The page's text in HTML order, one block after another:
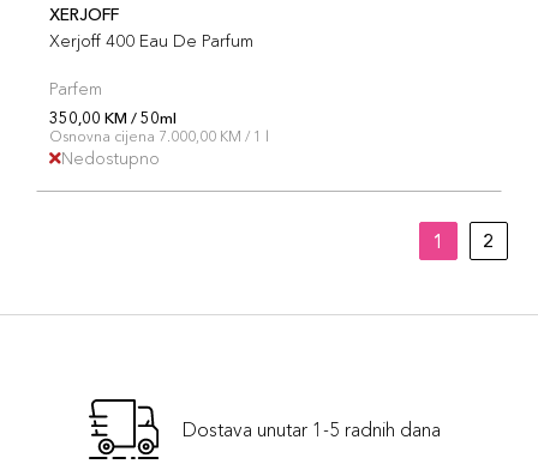
XERJOFF
Xerjoff 400 Eau De Parfum
Parfem
350,00 KM / 50ml
Osnovna cijena 7.000,00 KM / 1 l
Nedostupno
1 2
Dostava unutar 1-5 radnih dana